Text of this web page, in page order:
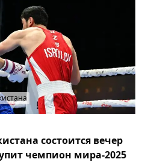
состоится вечер
чемпион мира-2025